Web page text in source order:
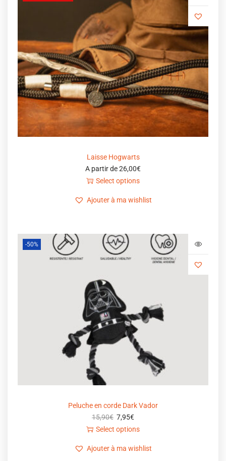
Laisse Hogwarts
A partir de26,00€
Select options
Ajouter à ma wishlist
-50%
Peluche en corde Dark Vador
15,90€ 7,95€
Select options
Ajouter à ma wishlist